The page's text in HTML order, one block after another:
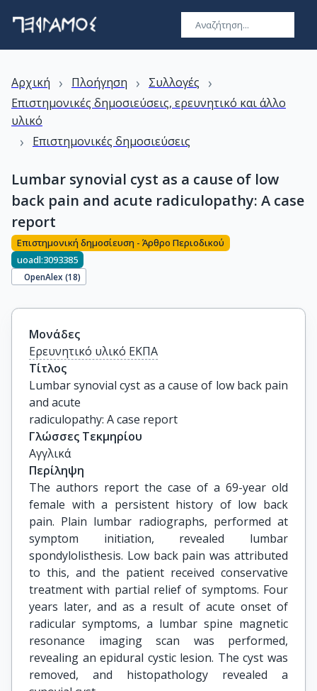
Αρχική › Πλοήγηση › Συλλογές ›
Επιστημονικές δημοσιεύσεις, ερευνητικό και άλλο
υλικό
› Επιστημονικές δημοσιεύσεις
Lumbar synovial cyst as a cause of low
back pain and acute radiculopathy: A case
report
Επιστημονική δημοσίευση - Άρθρο Περιοδικού
uoadl:3093385
OpenAlex (18)
Μονάδες
Ερευνητικό υλικό ΕΚΠΑ
Τίτλος
Lumbar synovial cyst as a cause of low back pain
and acute
radiculopathy: A case report
Γλώσσες Τεκμηρίου
Αγγλικά
Περίληψη
The authors report the case of a 69-year old
female with a persistent history of low back
pain. Plain lumbar radiographs, performed at
symptom initiation, revealed lumbar
spondylolisthesis. Low back pain was attributed
to this, and the patient received conservative
treatment with partial relief of symptoms. Four
years later, and as a result of acute onset of
radicular symptoms, a lumbar spine magnetic
resonance imaging scan was performed,
revealing an epidural cystic lesion. The cyst was
removed, and histopathology revealed a